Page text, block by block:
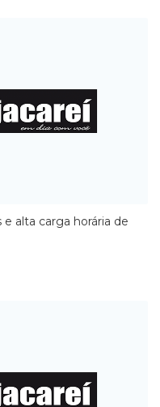
alta carga horária de